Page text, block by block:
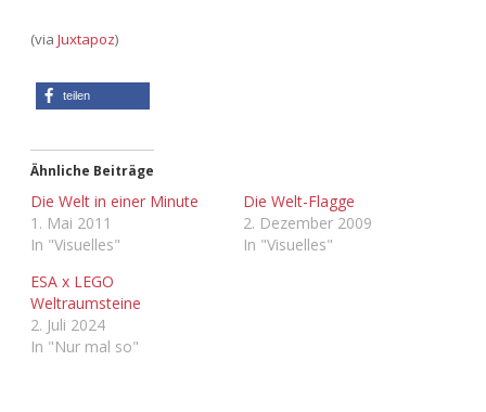
Adventskalender 2017
(via Juxtapoz)
teilen
Ähnliche Beiträge
Die Welt in einer Minute
1. Mai 2011
In "Visuelles"
Die Welt-Flagge
2. Dezember 2009
In "Visuelles"
ESA x LEGO
Weltraumsteine
2. Juli 2024
In "Nur mal so"